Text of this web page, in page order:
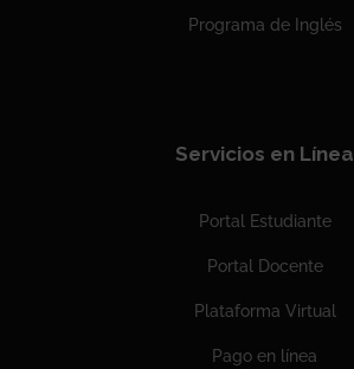
Programa de Inglés
Servicios en Línea
Portal Estudiante
Portal Docente
Plataforma Virtual
Pago en línea